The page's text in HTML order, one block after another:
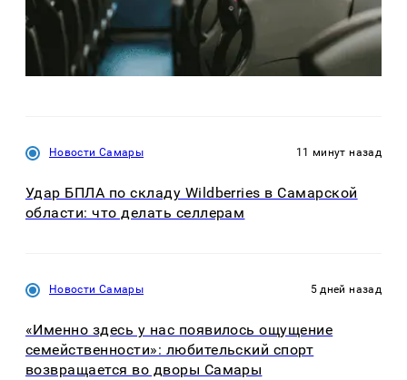
Новости Самары 11 минут назад
Удар БПЛА по складу Wildberries в Самарской
области: что делать селлерам
Новости Самары 5 дней назад
«Именно здесь у нас появилось ощущение
семейственности»: любительский спорт
возвращается во дворы Самары